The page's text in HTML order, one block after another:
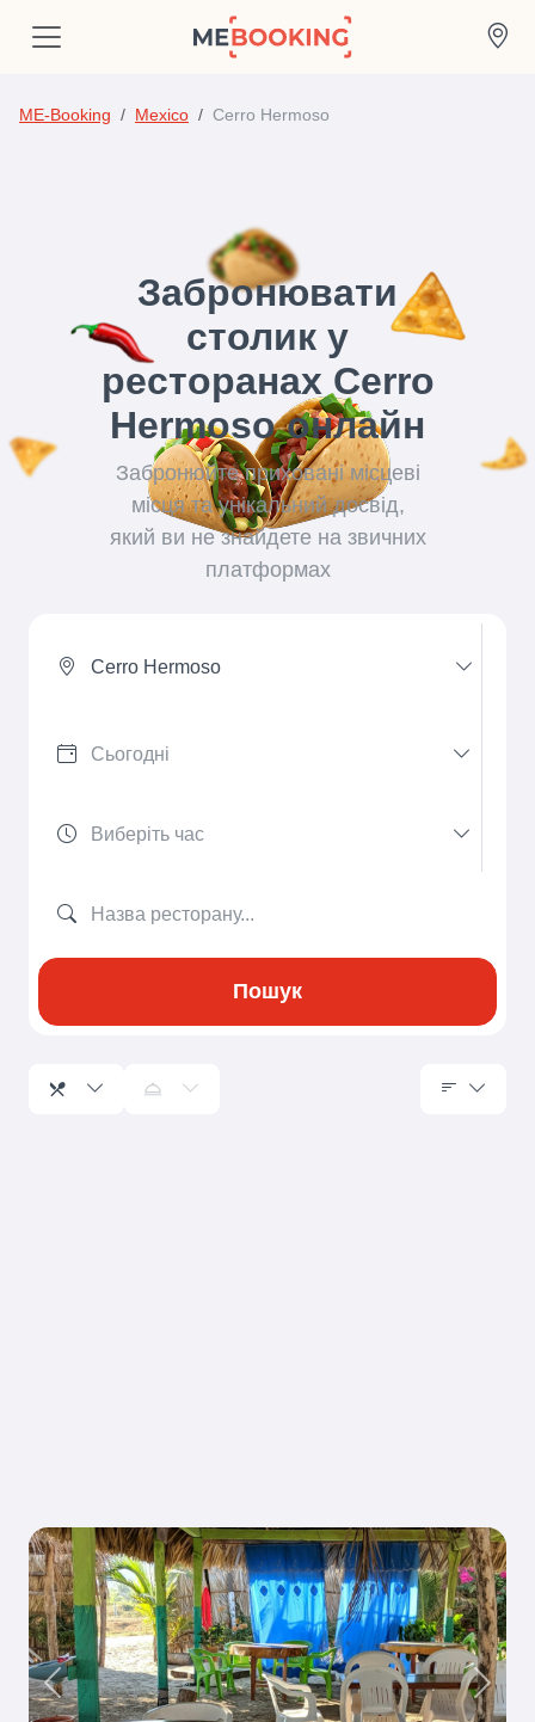
ME-Booking Mexico Cerro Hermoso
Забронювати
столик у
ресторанах Cerro
Hermoso онлайн
Забронюйте приховані місцеві
місця та унікальний досвід,
який ви не знайдете на звичних
платформах
Cerro Hermoso
Пошук
Previous Next